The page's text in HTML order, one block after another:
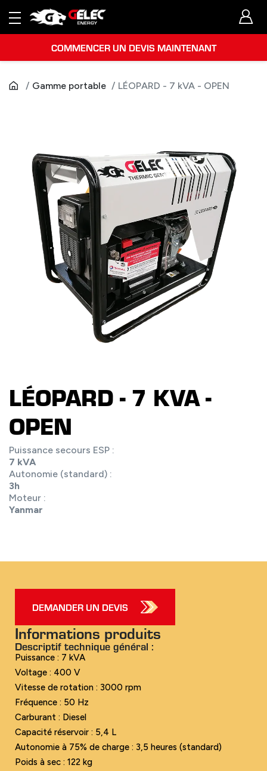
COMMENCER UN DEVIS MAINTENANT
Gamme portable LÉOPARD - 7 kVA - OPEN
LÉOPARD - 7 KVA -
OPEN
Puissance secours ESP :
7 kVA
Autonomie (standard) :
3h
Moteur :
Yanmar
DEMANDER UN DEVIS
Informations produits
Descriptif technique général :
Puissance : 7 kVA
Voltage : 400 V
Vitesse de rotation : 3000 rpm
Fréquence : 50 Hz
Carburant : Diesel
Capacité réservoir : 5,4 L
Autonomie à 75% de charge : 3,5 heures (standard)
Poids à sec : 122 kg